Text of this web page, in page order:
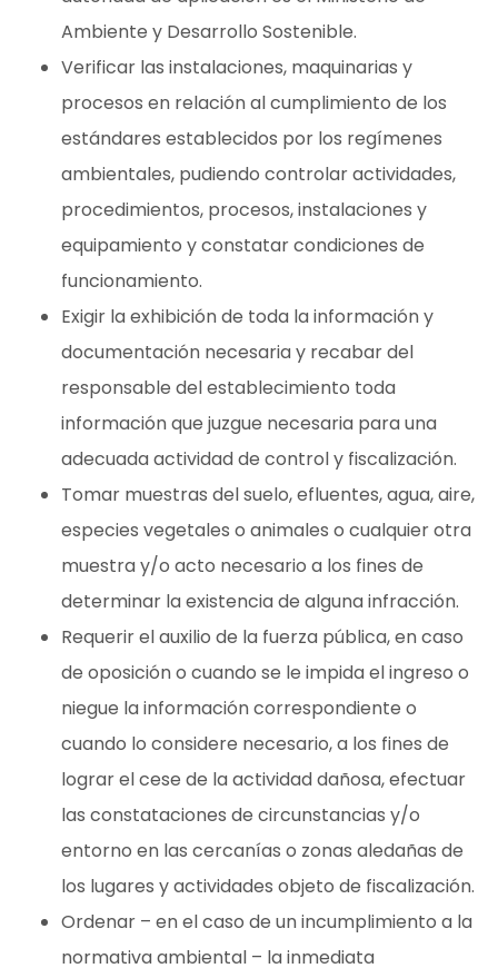
Ambiente y Desarrollo Sostenible.
Verificar las instalaciones, maquinarias y
procesos en relación al cumplimiento de los
estándares establecidos por los regímenes
ambientales, pudiendo controlar actividades,
procedimientos, procesos, instalaciones y
equipamiento y constatar condiciones de
funcionamiento.
Exigir la exhibición de toda la información y
documentación necesaria y recabar del
responsable del establecimiento toda
información que juzgue necesaria para una
adecuada actividad de control y fiscalización.
Tomar muestras del suelo, efluentes, agua, aire,
especies vegetales o animales o cualquier otra
muestra y/o acto necesario a los fines de
determinar la existencia de alguna infracción.
Requerir el auxilio de la fuerza pública, en caso
de oposición o cuando se le impida el ingreso o
niegue la información correspondiente o
cuando lo considere necesario, a los fines de
lograr el cese de la actividad dañosa, efectuar
las constataciones de circunstancias y/o
entorno en las cercanías o zonas aledañas de
los lugares y actividades objeto de fiscalización.
Ordenar – en el caso de un incumplimiento a la
normativa ambiental – la inmediata